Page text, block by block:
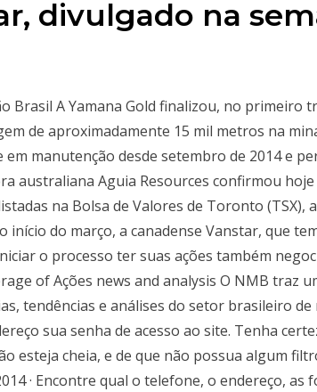
divulgado na
Brasil A Yamana Gold finalizou, no primeiro
de aproximadamente 15 mil metros na
em manutenção desde setembro de 2014 e
australiana Aguia Resources confirmou
na Bolsa de Valores de Toronto (TSX),
início do março, a canadense Vanstar, que
o processo ter suas ações também
of Ações news and analysis O NMB traz
tendências e análises do setor brasileiro
sua senha de acesso ao site. Tenha
esteja cheia, e de que não possua algum
· Encontre qual o telefone, o endereço, as